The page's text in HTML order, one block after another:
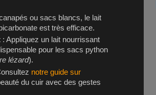
ou sacs blancs, le lait
est très efficace.
: Appliquez un lait nourrissant
pour les sacs python
lézard).
notre guide sur
du cuir avec des gestes